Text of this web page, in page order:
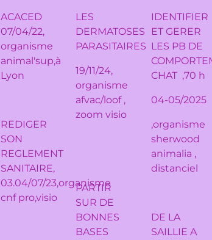
ACACED
07/04/22,
organisme
animal'sup,à
Lyon
REDIGER
SON
REGLEMENT
SANITAIRE,
03.04/07/23,organisme
cnf pro,visio
LES
DERMATOSES
PARASITAIRES
19/11/24,
organisme
afvac/loof ,
zoom visio
PARTIR
SUR DE
BONNES
BASES
IDENTIFIER
ET GERER
LES PB DE
CHAT ,70 h
04-05/2025
,organisme
sherwood
animalia ,
distanciel
DE LA
SAILLIE A